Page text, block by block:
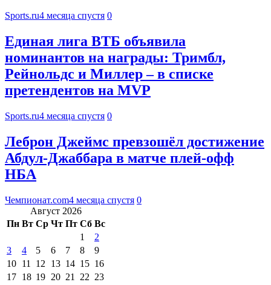
Sports.ru4 месяца спустя 0
Единая лига ВТБ объявила
номинантов на награды: Тримбл,
Рейнольдс и Миллер – в списке
претендентов на MVP
Sports.ru4 месяца спустя 0
Леброн Джеймс превзошёл достижение
Абдул-Джаббара в матче плей-офф
НБА
Чемпионат.com4 месяца спустя 0
Август 2026
Пн Вт Ср Чт Пт Сб Вс
1
2
3
4 5 6 7 8
9
10 11 12 13 14 15 16
17 18 19 20 21 22 23